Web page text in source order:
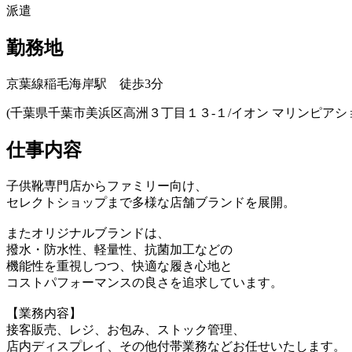
派遣
勤務地
京葉線稲毛海岸駅 徒歩3分
(千葉県千葉市美浜区高洲３丁目１３‐１/イオン マリンピア
仕事内容
子供靴専門店からファミリー向け、
セレクトショップまで多様な店舗ブランドを展開。
またオリジナルブランドは、
撥水・防水性、軽量性、抗菌加工などの
機能性を重視しつつ、快適な履き心地と
コストパフォーマンスの良さを追求しています。
【業務内容】
接客販売、レジ、お包み、ストック管理、
店内ディスプレイ、その他付帯業務などお任せいたします。